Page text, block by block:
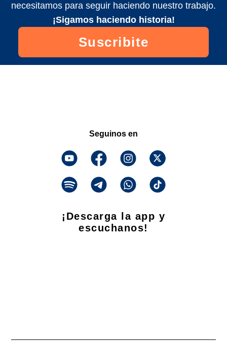
necesitamos para seguir haciendo nuestro trabajo.
¡Sigamos haciendo historia!
Suscribite
Seguinos en
¡Descarga la app y
escuchanos!